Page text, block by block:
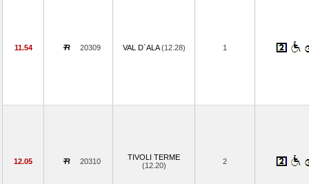
11.54 20309 VAL D`ALA(12.28) 1
12.05 20310
TIVOLI TERME
(12.20)
2